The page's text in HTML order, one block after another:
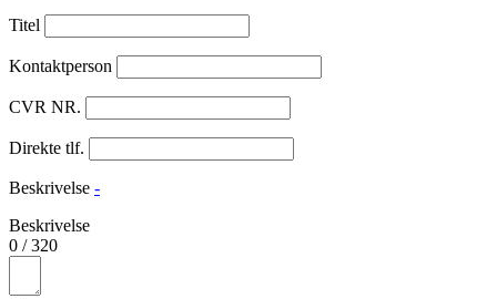
Titel
Kontaktperson
CVR NR.
Direkte tlf.
Beskrivelse -
Beskrivelse
0 /320